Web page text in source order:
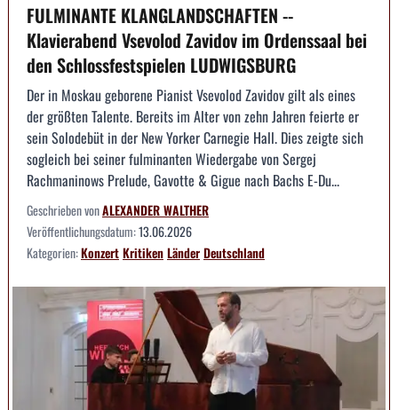
FULMINANTE KLANGLANDSCHAFTEN --
Klavierabend Vsevolod Zavidov im Ordenssaal bei
den Schlossfestspielen LUDWIGSBURG
Der in Moskau geborene Pianist Vsevolod Zavidov gilt als eines
der größten Talente. Bereits im Alter von zehn Jahren feierte er
sein Solodebüt in der New Yorker Carnegie Hall. Dies zeigte sich
sogleich bei seiner fulminanten Wiedergabe von Sergej
Rachmaninows Prelude, Gavotte & Gigue nach Bachs E-Du...
Geschrieben vonALEXANDER WALTHER
Veröffentlichungsdatum:13.06.2026
Kategorien:KonzertKritikenLänderDeutschland